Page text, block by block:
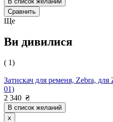
Сравнить
Ще
Ви дивилися
( 1)
Затискач для ременя, Zebra,
01)
2 340 ₴
В список желаний
x